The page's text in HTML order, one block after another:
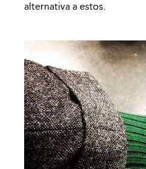
alternativa a estos.